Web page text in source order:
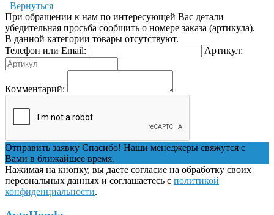
Вернуться
При обращении к нам по интересующей Вас детали
убедительная просьба сообщить о номере заказа (артикула).
В данной категории товары отсутствуют.
Телефон или Email:
Артикул:
Комментарий:
Отправить заявку Спасибо! Наши менеджеры свяжутся с
Вами в ближайшее время.
Нажимая на кнопку, вы даете согласие на обработку своих
персональных данных и соглашаетесь с политикой
конфиденциальности.